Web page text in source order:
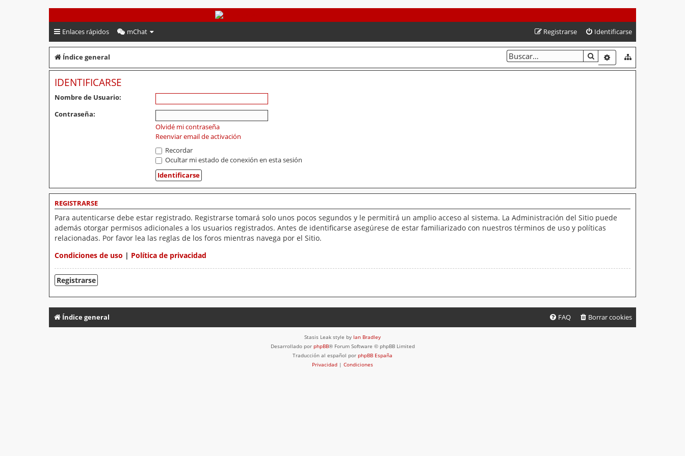
PeruVoley.com
Enlaces rápidos mChat Identificarse
Registrarse
Índice general BUSCARBÚSQUEDA
IDENTIFICARSE
Nombre de Usuario:
Contraseña:
Olvidé mi contraseña
Reenviar email de activación
Recordar
Ocultar mi estado de conexión en esta sesión
REGISTRARSE
Para autenticarse debe estar registrado. Registrarse tomará solo unos pocos segundos y le permitirá un amplio acceso al sistema. La Administración del Sitio puede
además otorgar permisos adicionales a los usuarios registrados. Antes de identificarse asegúrese de estar familiarizado con nuestros términos de uso y políticas
relacionadas. Por favor lea las reglas de los foros mientras navega por el Sitio.
Condiciones de uso | Política de privacidad
Registrarse
Índice general Borrar cookies
FAQ
Stasis Leak style by Ian Bradley
Desarrollado por phpBB® Forum Software © phpBB Limited
Traducción al español por phpBB España
Privacidad | Condiciones